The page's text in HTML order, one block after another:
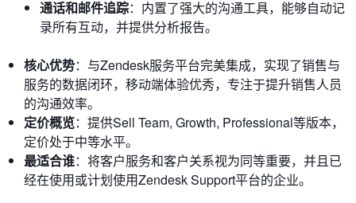
通话和邮件追踪：内置了强大的沟通工具，能够自动记
录所有互动，并提供分析报告。
核心优势：与Zendesk服务平台完美集成，实现了销售与
服务的数据闭环，移动端体验优秀，专注于提升销售人员
的沟通效率。
定价概览：提供Sell Team, Growth, Professional等版本，
定价处于中等水平。
最适合谁：将客户服务和客户关系视为同等重要，并且已
经在使用或计划使用Zendesk Support平台的企业。